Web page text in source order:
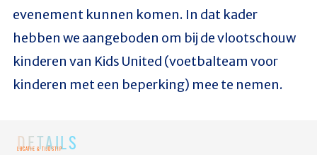
evenement kunnen komen. In dat kader
hebben we aangeboden om bij de vlootschouw
kinderen van Kids United (voetbalteam voor
kinderen met een beperking) mee te nemen.
DETAILS
LOCATIE & TIJDSTIP